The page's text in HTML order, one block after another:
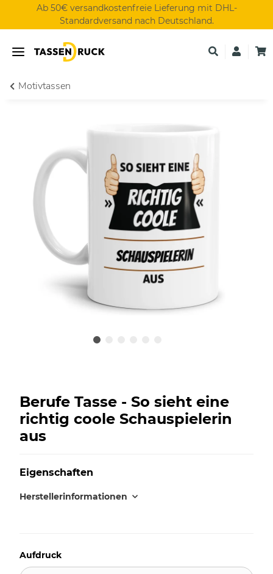
Ab 50€ versandkostenfreie Lieferung mit DHL-
Standardversand nach Deutschland.
Motivtassen
Berufe Tasse - So sieht eine
richtig coole Schauspielerin
aus
Eigenschaften
Herstellerinformationen
Aufdruck